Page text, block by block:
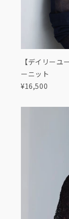
【デイリーユ
ーニット
¥16,500